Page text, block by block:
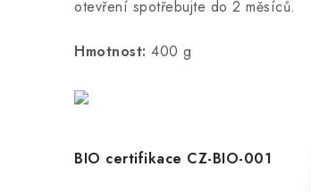
otevření spotřebujte do 2 měsíců.
Hmotnost: 400 g
BIO certifikace CZ-BIO-001